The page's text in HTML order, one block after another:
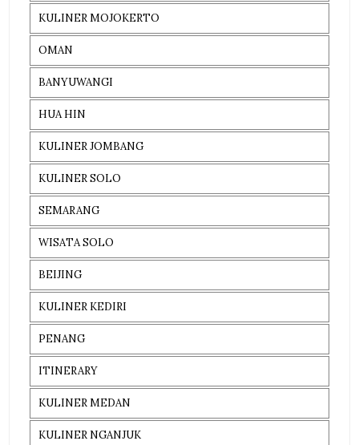
KULINER MOJOKERTO
OMAN
BANYUWANGI
HUA HIN
KULINER JOMBANG
KULINER SOLO
SEMARANG
WISATA SOLO
BEIJING
KULINER KEDIRI
PENANG
ITINERARY
KULINER MEDAN
KULINER NGANJUK